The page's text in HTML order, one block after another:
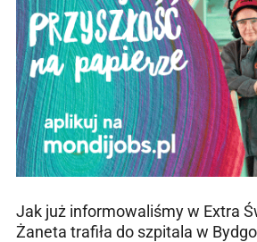
Jak już informowaliśmy w Extra
Żaneta trafiła do szpitala w